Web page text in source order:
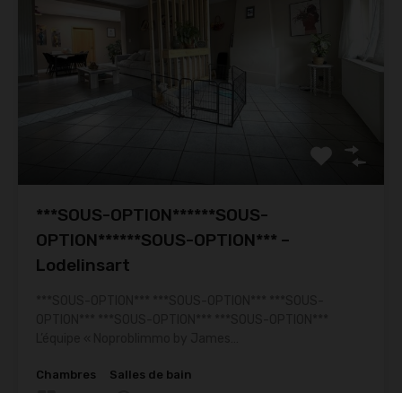
***SOUS-OPTION******SOUS-
OPTION******SOUS-OPTION*** –
Lodelinsart
Chambres
Salles de bain